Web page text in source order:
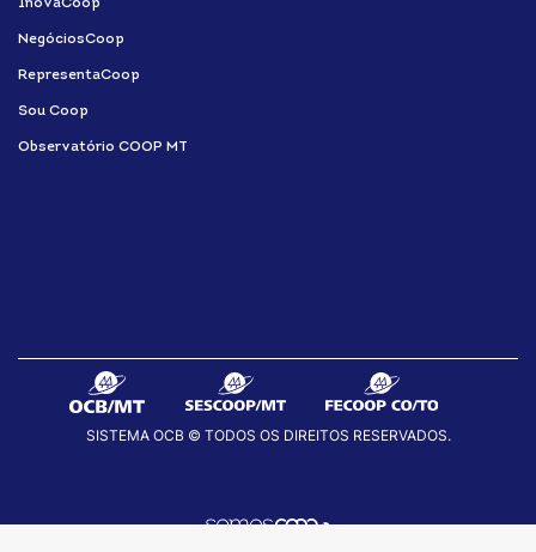
InovaCoop
NegóciosCoop
RepresentaCoop
Sou Coop
Observatório COOP MT
SISTEMA OCB © TODOS OS DIREITOS RESERVADOS.